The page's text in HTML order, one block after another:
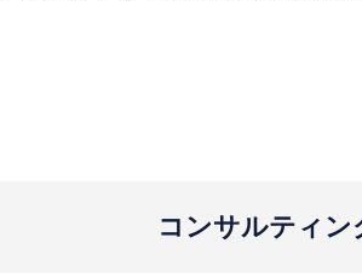
コンサルティン